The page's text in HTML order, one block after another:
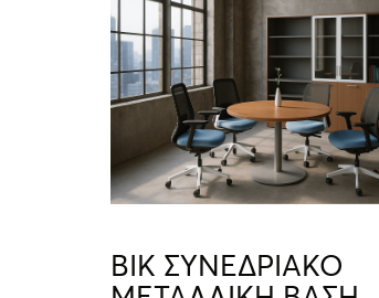
ΛΕΠΤΟΜΈΡΕΙΕΣ
BIK ΣΥΝΕΔΡΙΑΚΟ